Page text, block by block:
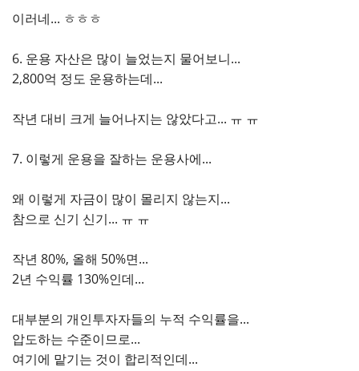
이러네... ㅎㅎㅎ
6. 운용 자산은 많이 늘었는지 물어보니...
2,800억 정도 운용하는데...
작년 대비 크게 늘어나지는 않았다고... ㅠ ㅠ
7. 이렇게 운용을 잘하는 운용사에...
왜 이렇게 자금이 많이 몰리지 않는지...
참으로 신기 신기... ㅠ ㅠ
작년 80%, 올해 50%면...
2년 수익률 130%인데...
대부분의 개인투자자들의 누적 수익률을...
압도하는 수준이므로...
여기에 맡기는 것이 합리적인데...